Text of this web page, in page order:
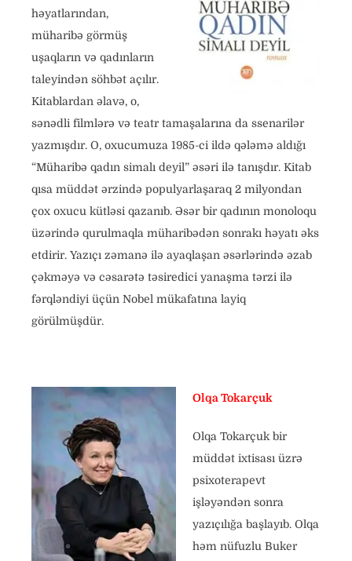
həyatlarından,
müharibə görmüş
uşaqların və qadınların
taleyindən söhbət açılır.
Kitablardan əlavə, o,
sənədli filmlərə və teatr tamaşalarına da ssenarilər
yazmışdır. O, oxucumuza 1985-ci ildə qələmə aldığı
“Müharibə qadın simalı deyil” əsəri ilə tanışdır. Kitab
qısa müddət ərzində populyarlaşaraq 2 milyondan
çox oxucu kütləsi qazanıb. Əsər bir qadının monoloqu
üzərində qurulmaqla müharibədən sonrakı həyatı əks
etdirir. Yazıçı zəmanə ilə ayaqlaşan əsərlərində əzab
çəkməyə və cəsarətə təsiredici yanaşma tərzi ilə
fərqləndiyi üçün Nobel mükafatına layiq
görülmüşdür.
Olqa Tokarçuk
Olqa Tokarçuk bir
müddət ixtisası üzrə
psixoterapevt
işləyəndən sonra
yazıçılığa başlayıb. Olqa
həm nüfuzlu Buker